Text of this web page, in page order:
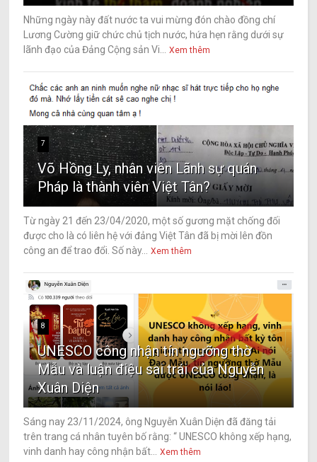
Những ngày này đất nước ta vui mừng đón chào đồng chí
Lương Cường giữ chức chủ tịch nước, hứa hẹn rằng dưới sự
lãnh đạo của Đảng Cộng sản Vi...
Xem thêm
7
Võ Hồng Ly, nhân viên Lãnh sự quán
Pháp là thành viên Việt Tân?
Từ ngày 21 đến 23/04/2020, một số gương mặt chống đối
được cho là có liên hệ với đảng Việt Tân đã bị mời lên đồn
công an để trao đổi. Số này...
Xem thêm
8
UNESCO công nhận tín ngưỡng thờ
Mẫu và luận điệu sai trái của Nguyễn
Xuân Diện
Sáng nay 23/11/2024, ông Nguyễn Xuân Diện đã đăng tải
trên trang cá nhân tuyên bố rằng: “ UNESCO không xếp hạng,
vinh danh hay công nhận bất...
Xem thêm